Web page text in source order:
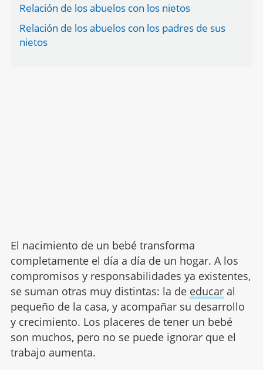
Relación de los abuelos con los nietos
Relación de los abuelos con los padres de sus
nietos
El nacimiento de un bebé transforma
completamente el día a día de un hogar. A los
compromisos y responsabilidades ya existentes,
se suman otras muy distintas: la de educaral
pequeño de la casa, y acompañar su desarrollo
y crecimiento. Los placeres de tener un bebé
son muchos, pero no se puede ignorar que el
trabajo aumenta.